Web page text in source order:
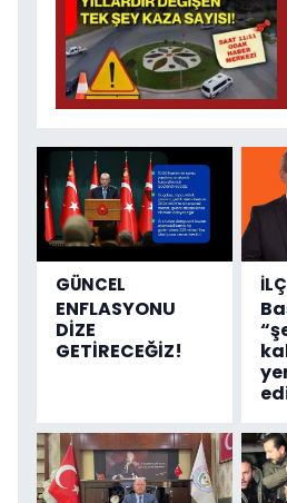
GÜNCEL
ENFLASYONU
DİZE
GETİRECEĞİZ!